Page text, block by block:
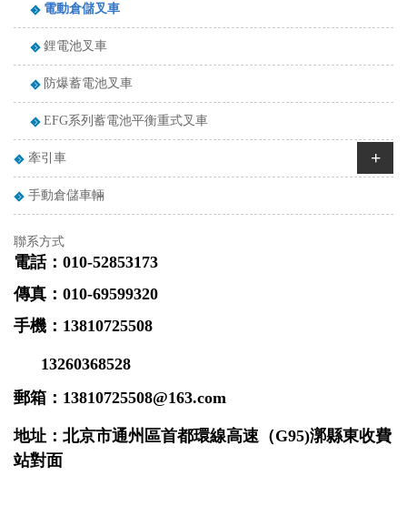
電動倉儲叉車
鋰電池叉車
防爆蓄電池叉車
EFG系列蓄電池平衡重式叉車
牽引車 +
手動倉儲車輛
聯系方式
電話：010-52853173
傳真：010-69599320
手機：13810725508
13260368528
郵箱： 13810725508@163.com
地址：北京市通州區首都環線高速（G95)漷縣東收費
站對面